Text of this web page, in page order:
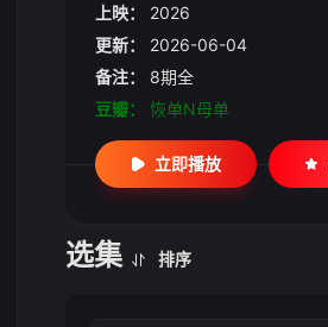
上映：
2026
更新：
2026-06-04
备注：
8期全
豆瓣：
恢单N母单
立即播放
选集 排序